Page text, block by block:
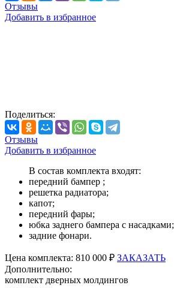
Отзывы
Добавить в избранное
Поделиться:
Отзывы
Добавить в избранное
В состав комплекта входят:
передний бампер ;
решетка радиатора;
капот;
передний фары;
юбка заднего бампера с насадками;
задние фонари.
Цена комплекта: 810 000 ₽ ЗАКАЗАТЬ
Дополнительно:
комплект дверных молдингов